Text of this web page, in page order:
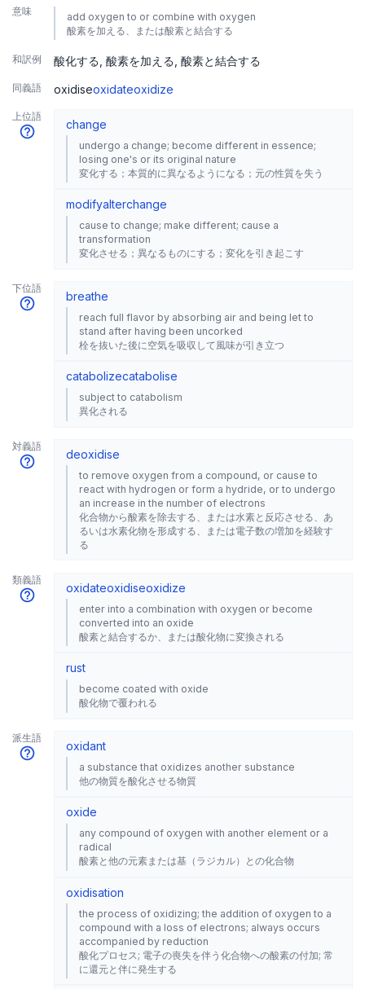
意味
add oxygen to or combine with oxygen
酸素を加える、または酸素と結合する
和訳例 酸化する 酸素を加える 酸素と結合する
同義語 oxidiseoxidateoxidize
上位語
change
undergo a change; become different in essence;
losing one's or its original nature
変化する；本質的に異なるようになる；元の性質を失う
modifyalterchange
cause to change; make different; cause a
transformation
変化させる；異なるものにする；変化を引き起こす
下位語
breathe
reach full flavor by absorbing air and being let to
stand after having been uncorked
栓を抜いた後に空気を吸収して風味が引き立つ
catabolizecatabolise
subject to catabolism
異化される
対義語
deoxidise
to remove oxygen from a compound, or cause to
react with hydrogen or form a hydride, or to undergo
an increase in the number of electrons
化合物から酸素を除去する、または水素と反応させる、あ
るいは水素化物を形成する、または電子数の増加を経験す
る
類義語
oxidateoxidiseoxidize
enter into a combination with oxygen or become
converted into an oxide
酸素と結合するか、または酸化物に変換される
rust
become coated with oxide
酸化物で覆われる
派生語
oxidant
a substance that oxidizes another substance
他の物質を酸化させる物質
oxide
any compound of oxygen with another element or a
radical
酸素と他の元素または基（ラジカル）との化合物
oxidisation
the process of oxidizing; the addition of oxygen to a
compound with a loss of electrons; always occurs
accompanied by reduction
酸化プロセス; 電子の喪失を伴う化合物への酸素の付加; 常
に還元と伴に発生する